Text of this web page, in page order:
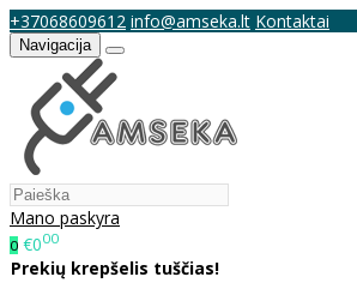
+37068609612 info@amseka.lt Kontaktai
Navigacija
Mano paskyra
0 €000
Prekių krepšelis tuščias!